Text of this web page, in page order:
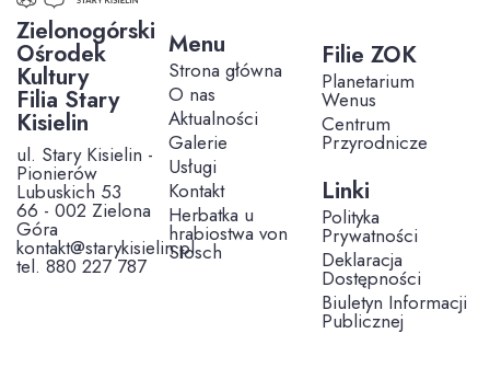
Zielonogórski
Ośrodek
Kultury
Filia Stary
Kisielin
ul. Stary Kisielin -
Pionierów
Lubuskich 53
66 - 002 Zielona
Góra
kontakt@starykisielin.pl
tel. 880 227 787
Menu
Strona główna
O nas
Aktualności
Galerie
Usługi
Kontakt
Herbatka u
hrabiostwa von
Stosch
Filie ZOK
Planetarium
Wenus
Centrum
Przyrodnicze
Linki
Polityka
Prywatności
Deklaracja
Dostępności
Biuletyn Informacji
Publicznej